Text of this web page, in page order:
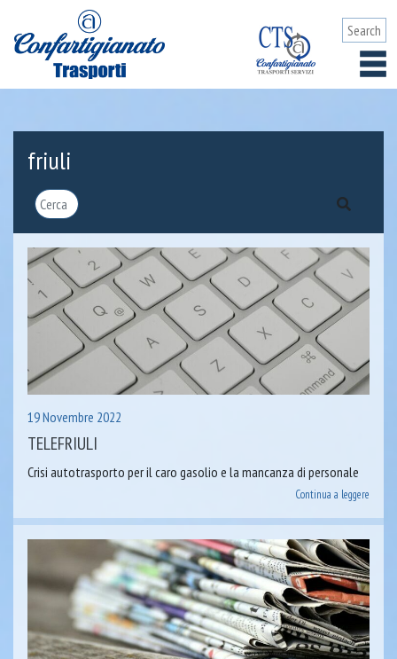
friuli
19 Novembre 2022
TELEFRIULI
Crisi autotrasporto per il caro gasolio e la mancanza di personale
Continua a leggere